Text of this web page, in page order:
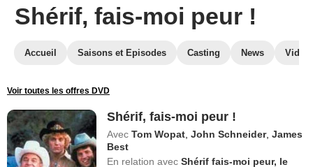
Shérif, fais-moi peur !
Accueil Saisons et Episodes Casting News
Voir toutes les offres DVD
Shérif, fais-moi peur !
Avec Tom Wopat ,John Schneider,James
Best
En relation avec Shérif fais-moi peur, le